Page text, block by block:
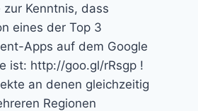
Kenntnis, dass
eines der Top 3
Apps auf dem Google
ist: http://goo.gl/rRsgp !
an denen gleichzeitig
Regionen